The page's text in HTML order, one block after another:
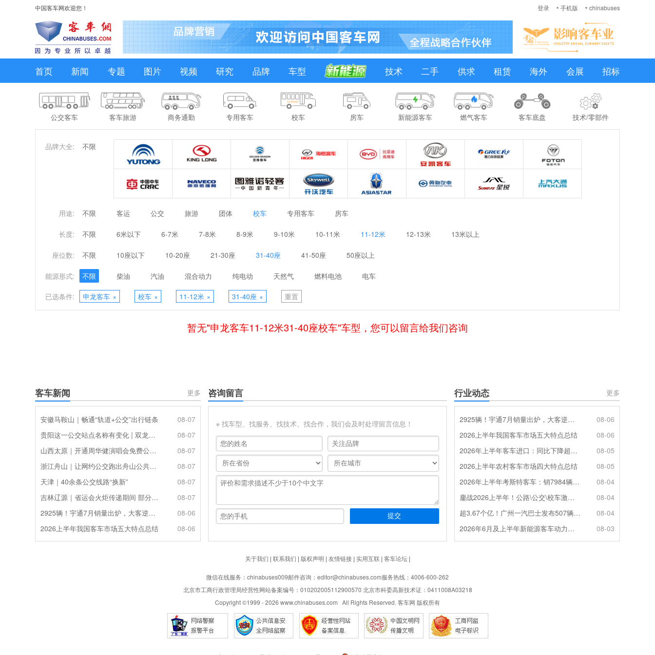
中国客车网欢迎您！ 登录 手机版 chinabuses
首页 新闻 专题 图片 视频 研究 品牌 车型 技术 二手 供求 租赁 海外 会展 招标
公交客车 客车旅游 商务通勤 专用客车 校车 房车 新能源客车 燃气客车 客车底盘 技术/零部件
品牌大全: 不限
用途: 不限 客运 公交 旅游 团体 校车 专用客车 房车
长度: 不限 6米以下 6-7米 7-8米 8-9米 9-10米 10-11米 11-12米 12-13米 13米以上
座位数: 不限 10座以下 10-20座 21-30座 31-40座 41-50座 50座以上
能源形式: 不限 柴油 汽油 混合动力 纯电动 天然气 燃料电池 电车
已选条件: 申龙客车 × 校车 × 11-12米 × 31-40座 × 重置
暂无"申龙客车11-12米31-40座校车"车型，您可以留言给我们咨询
客车新闻 更多
安徽马鞍山｜畅通“轨道+公交”出行链条
08-07
贵阳这一公交站点名称有变化 | 双龙优化调整公交线路
08-07
山西太原｜开通周华健演唱会免费公交接驳专线
08-07
浙江舟山｜让网约公交跑出舟山公共服务的“金名片”
08-07
天津｜40余条公交线路“换新”
08-07
吉林辽源｜省运会火炬传递期间 部分公交线路临时调整
08-07
2925辆！宇通7月销量出炉，大客逆势走强筑牢基本盘
08-06
2026上半年我国客车市场五大特点总结
08-06
咨询留言
※ 找车型、找服务、找技术、找合作，我们会及时处理留言信息！
行业动态 更多
2925辆！宇通7月销量出炉，大客逆势走强筑牢基本盘
08-06
2026上半年我国客车市场五大特点总结
08-06
2026年上半年客车进口：同比下降超4成，轻客主体地位凸显
08-05
2026上半年农村客车市场四大特点总结
08-05
2026年上半年考斯特客车：销7984辆 6米领涨领跑 电动化提速
08-04
鏖战2026上半年！公路\公交\校车激烈角逐，谁问鼎赛道赢家?
08-04
超3.67个亿！广州一汽巴士发布507辆纯电动城市客车采购中标公告
08-04
2026年6月及上半年新能源客车动力电池装机量特点分析
08-03
关于我们 | 联系我们 | 版权声明 | 友情链接| 实用互联| 客车论坛|
微信在线服务：chinabuses009邮件咨询：editor@chinabuses.com服务热线：4006-600-262
北京市工商行政管理局经营性网站备案编号：010202005112900570 北京市科委高新技术证：0411008A03218
Copyright ©1999 -2026 www.chinabuses.com All Rights Reserved. 客车网 版权所有